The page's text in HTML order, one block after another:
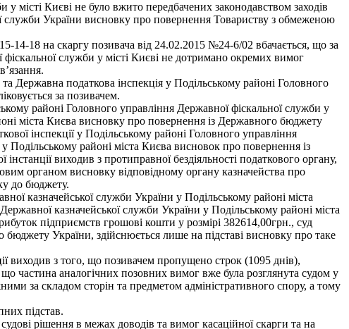
Києві не було вжито передбачених законодавством заходів
служби України висновку про повернення Товариству з обмеженою
14-18 на скаргу позивача від 24.02.2015 №24-6/02 вбачається, що за
служби у місті Києві не дотримано окремих вимог
Державна податкова інспекція у Подільському районі Головного
за позивачем.
районі Головного управління Державної фіскальної служби у
міста Києва висновку про повернення із Державного бюджету
інспекції у Подільському районі Головного управління
Подільському районі міста Києва висновок про повернення із
виходив з протиправної бездіяльності податкового органу,
органом висновку відповідному органу казначейства про
до бюджету.
казначейської служби України у Подільському районі міста
казначейської служби України у Подільському районі міста
підприємств грошові кошти у розмірі 382614,00грн., суд
України, здійснюється лише на підставі висновку про таке
виходив з того, що позивачем пропущено строк (1095 днів),
частина аналогічних позовних вимог вже була розглянута судом у
за складом сторін та предметом адміністративного спору, а тому
підстав.
рішення в межах доводів та вимог касаційної скарги та на